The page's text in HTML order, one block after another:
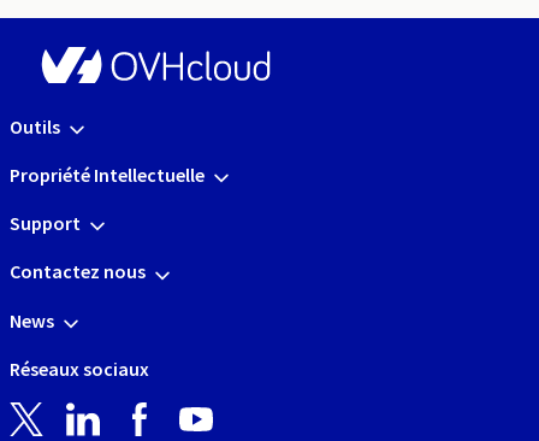
Outils
Propriété Intellectuelle
Support
Contactez nous
News
Réseaux sociaux